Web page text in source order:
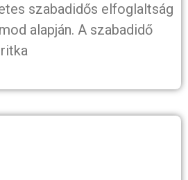
szabadidős elfoglaltság
alapján. A szabadidő